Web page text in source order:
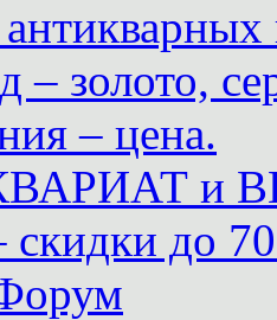
– золото,
– цена.
и
скидки до